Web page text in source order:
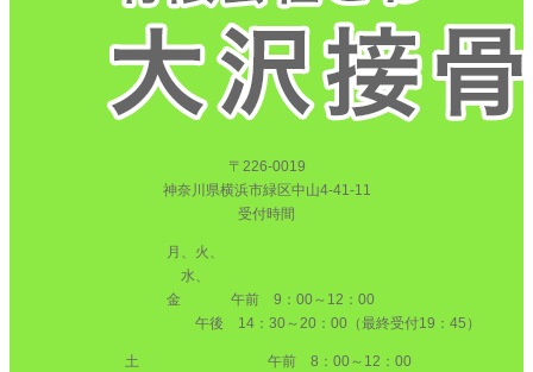
〒226-0019
神奈川県横浜市緑区中山4-41-11
受付時間
月、火、
水、
金
午前 9：00～12：00
午後 14：30～20：00（最終受付19：45）
土 午前 8：00～12：00